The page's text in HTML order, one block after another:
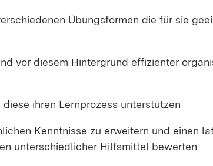
Übungs­for­men die für sie
vor die­sem Hin­ter­grund ef­fi­zi­en­ter
ih­ren Lern­pro­zess un­ter­stüt­zen
Kennt­nis­se zu er­wei­tern und ei­nen
un­ter­schied­li­cher Hilfs­mit­tel be­wer­ten